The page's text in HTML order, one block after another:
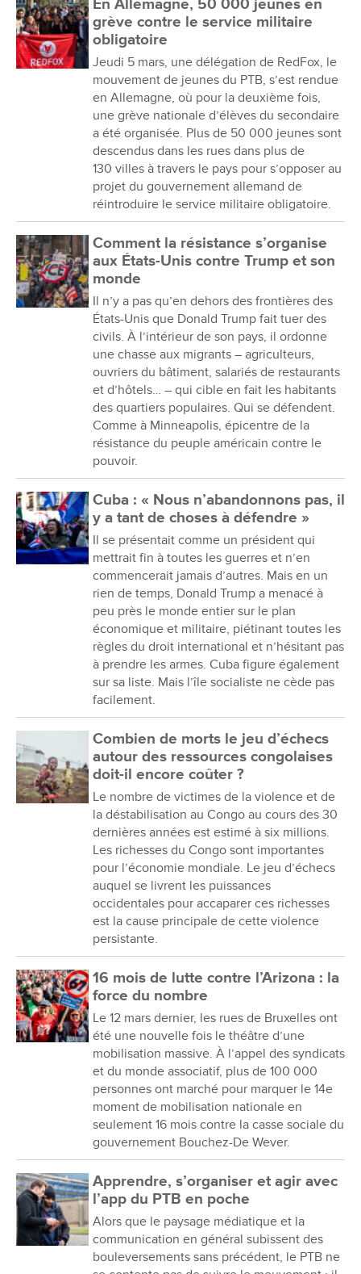
En Allemagne, 50 000 jeunes en
grève contre le service militaire
obligatoire
Jeudi 5 mars, une délégation de RedFox, le
mouvement de jeunes du PTB, s’est rendue
en Allemagne, où pour la deuxième fois,
une grève nationale d’élèves du secondaire
a été organisée. Plus de 50 000 jeunes sont
descendus dans les rues dans plus de
130 villes à travers le pays pour s’opposer au
projet du gouvernement allemand de
réintroduire le service militaire obligatoire.
Comment la résistance s’organise
aux États-Unis contre Trump et son
monde
Il n’y a pas qu’en dehors des frontières des
États-Unis que Donald Trump fait tuer des
civils. À l’intérieur de son pays, il ordonne
une chasse aux migrants – agriculteurs,
ouvriers du bâtiment, salariés de restaurants
et d’hôtels… – qui cible en fait les habitants
des quartiers populaires. Qui se défendent.
Comme à Minneapolis, épicentre de la
résistance du peuple américain contre le
pouvoir.
Cuba : « Nous n’abandonnons pas, il
y a tant de choses à défendre »
Il se présentait comme un président qui
mettrait fin à toutes les guerres et n’en
commencerait jamais d’autres. Mais en un
rien de temps, Donald Trump a menacé à
peu près le monde entier sur le plan
économique et militaire, piétinant toutes les
règles du droit international et n’hésitant pas
à prendre les armes. Cuba figure également
sur sa liste. Mais l’île socialiste ne cède pas
facilement.
Combien de morts le jeu d’échecs
autour des ressources congolaises
doit-il encore coûter ?
Le nombre de victimes de la violence et de
la déstabilisation au Congo au cours des 30
dernières années est estimé à six millions.
Les richesses du Congo sont importantes
pour l’économie mondiale. Le jeu d’échecs
auquel se livrent les puissances
occidentales pour accaparer ces richesses
est la cause principale de cette violence
persistante.
16 mois de lutte contre l’Arizona : la
force du nombre
Le 12 mars dernier, les rues de Bruxelles ont
été une nouvelle fois le théâtre d’une
mobilisation massive. À l’appel des syndicats
et du monde associatif, plus de 100 000
personnes ont marché pour marquer le 14e
moment de mobilisation nationale en
seulement 16 mois contre la casse sociale du
gouvernement Bouchez-De Wever.
Apprendre, s’organiser et agir avec
l’app du PTB en poche
Alors que le paysage médiatique et la
communication en général subissent des
bouleversements sans précédent, le PTB ne